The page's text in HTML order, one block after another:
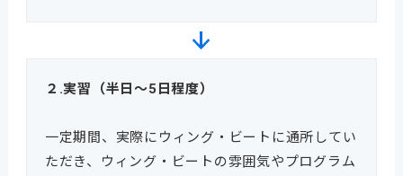
２.実習（半日～5日程度）
一定期間、実際にウィング・ビートに通所してい
ただき、ウィング・ビートの雰囲気やプログラム